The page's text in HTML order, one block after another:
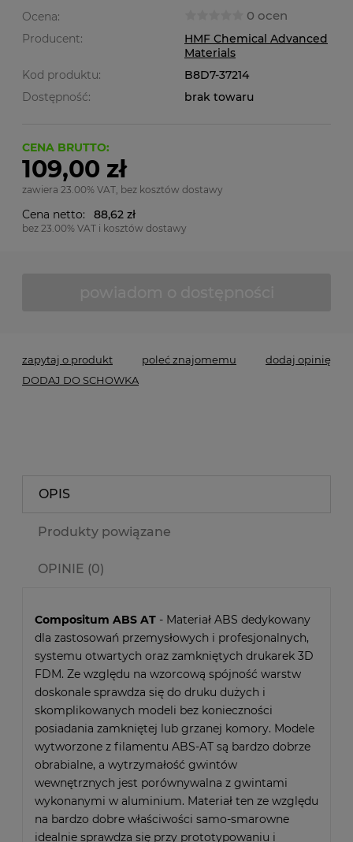
Ocena: 0 ocen
Producent:
HMF Chemical Advanced
Materials
Kod produktu:
B8D7-37214
Dostępność:
brak towaru
CENA BRUTTO:
109,00 zł
zawiera 23.00% VAT, bez kosztów dostawy
Cena netto: 88,62 zł
bez 23.00% VAT i kosztów dostawy
zapytaj o produkt poleć znajomemu
dodaj opinię
DODAJ DO SCHOWKA
OPIS
Produkty powiązane
OPINIE (0)
Compositum ABS AT - Materiał ABS dedykowany
dla zastosowań przemysłowych i profesjonalnych,
systemu otwartych oraz zamkniętych drukarek 3D
FDM. Ze względu na wzorcową spójność warstw
doskonale sprawdza się do druku dużych i
skomplikowanych modeli bez konieczności
posiadania zamkniętej lub grzanej komory. Modele
wytworzone z filamentu ABS-AT są bardzo dobrze
obrabialne, a wytrzymałość gwintów
wewnętrznych jest porównywalna z gwintami
wykonanymi w aluminium. Materiał ten ze względu
na bardzo dobre właściwości samo-smarowne
idealnie sprawdza się przy prototypowaniu i